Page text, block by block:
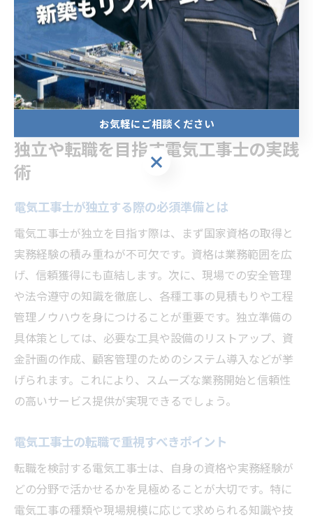
ポジションを任されやすくなります。業界内外からの評
価が向上し、仕事の幅や可能性も広がります。結果とし
て、電気工事士免許は業界でのキャリア形成や信頼獲得
に不可欠な資格といえるでしょう。
独立や転職を目指す電気工事士の実践
術
電気工事士が独立する際の必須準備とは
電気工事士が独立を目指す際は、まず国家資格の取得と
実務経験の積み重ねが不可欠です。資格は業務範囲を広
げ、信頼獲得にも直結します。次に、現場での安全管理
や法令遵守の知識を徹底し、各種工事の見積もりや工程
管理ノウハウを身につけることが重要です。独立準備の
具体策としては、必要な工具や設備のリストアップ、資
金計画の作成、顧客管理のためのシステム導入などが挙
げられます。これにより、スムーズな業務開始と信頼性
の高いサービス提供が実現できるでしょう。
電気工事士の転職で重視すべきポイント
転職を検討する電気工事士は、自身の資格や実務経験が
どの分野で活かせるかを見極めることが大切です。特に
電気工事の種類や現場規模に応じて求められる知識や技
お気軽にご相談ください
お気軽にご相談ください